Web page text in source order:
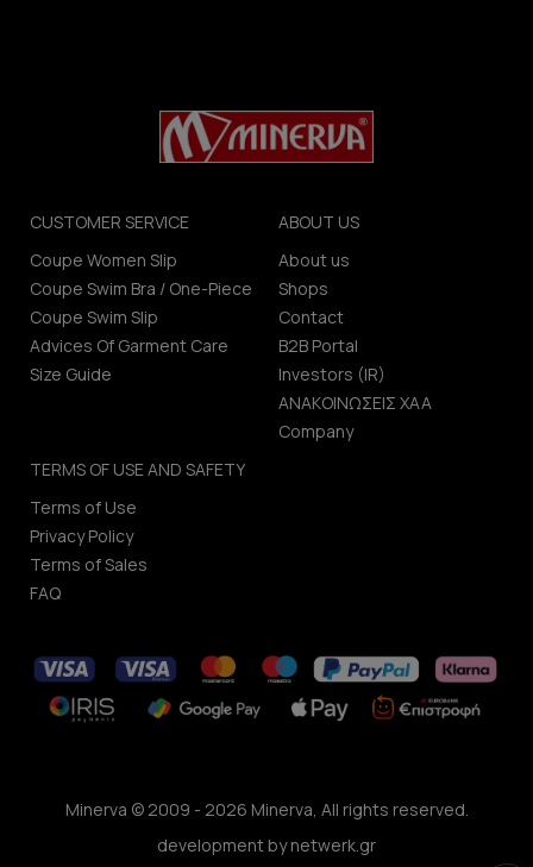
CUSTOMER SERVICE
Coupe Women Slip
Coupe Swim Bra / One-Piece
Coupe Swim Slip
Advices Of Garment Care
Size Guide
ABOUT US
About us
Shops
Contact
B2B Portal
Investors (IR)
ΑΝΑΚΟΙΝΩΣΕΙΣ ΧΑΑ
Company
TERMS OF USE AND SAFETY
Terms of Use
Privacy Policy
Terms of Sales
FAQ
Minerva © 2009 - 2026 Minerva, All rights reserved.
development bynetwerk.gr